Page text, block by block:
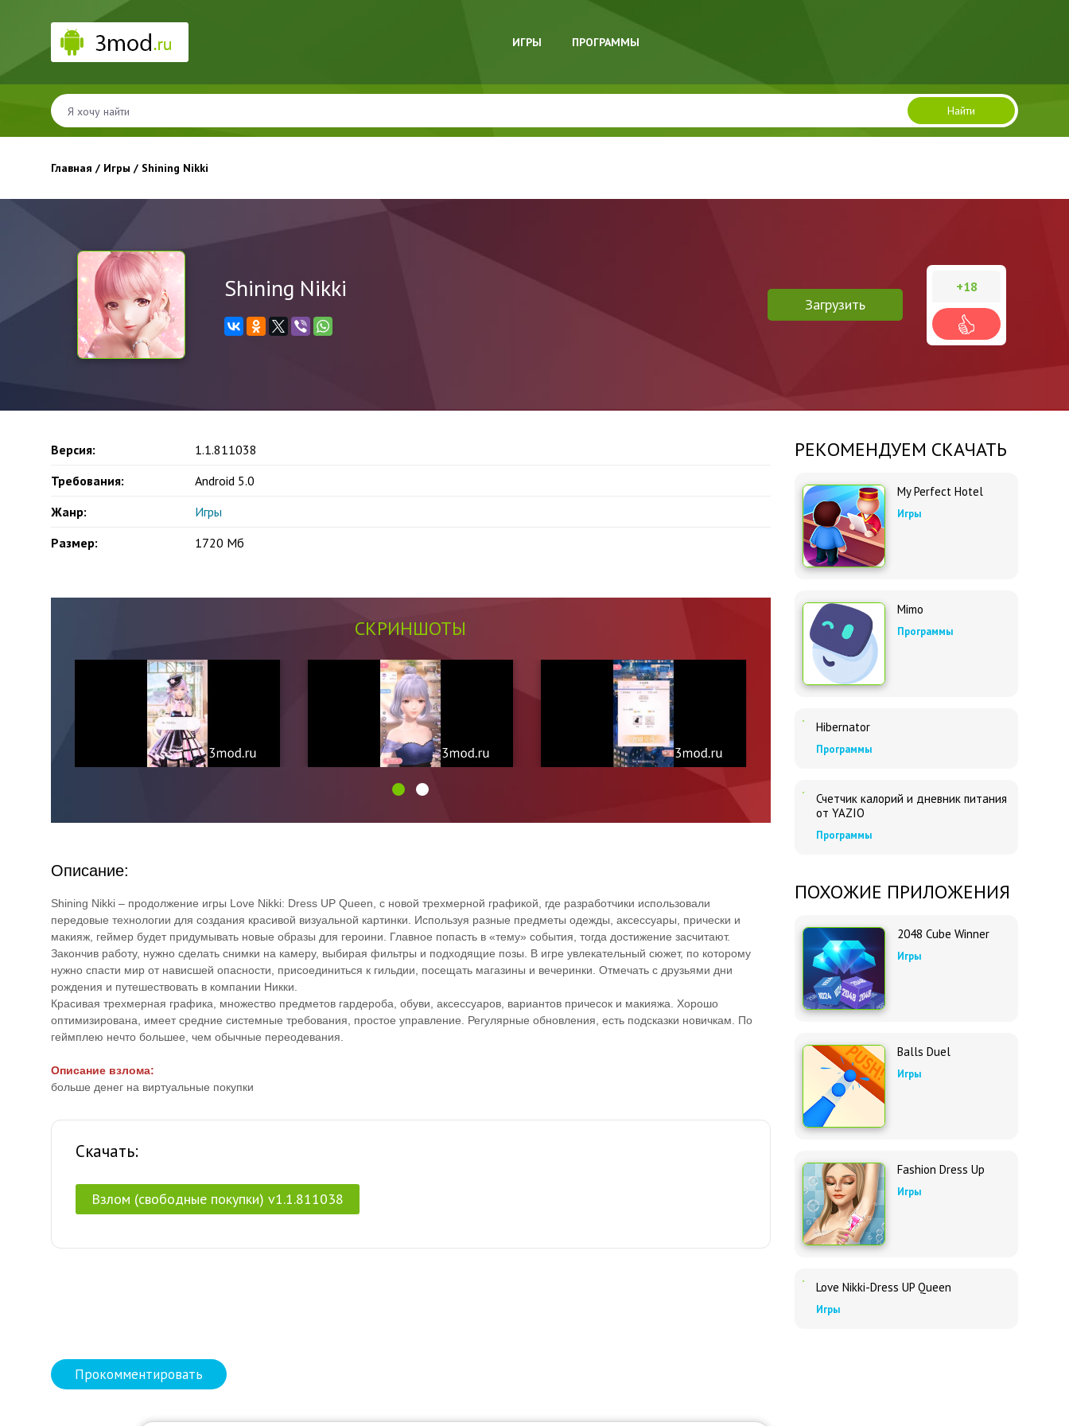
ИГРЫ ПРОГРАММЫ
Найти
Главная / Игры / Shining Nikki
Shining Nikki
Загрузить
+18
Версия:
1.1.811038
Требования:
Android 5.0
Жанр:
Игры
Размер:
1720 Mб
СКРИНШОТЫ
Описание:
Shining Nikki – продолжение игры Love Nikki: Dress UP Queen, с новой трехмерной графикой, где разработчики использовали
передовые технологии для создания красивой визуальной картинки. Используя разные предметы одежды, аксессуары, прически и
макияж, геймер будет придумывать новые образы для героини. Главное попасть в «тему» события, тогда достижение засчитают.
Закончив работу, нужно сделать снимки на камеру, выбирая фильтры и подходящие позы. В игре увлекательный сюжет, по которому
нужно спасти мир от нависшей опасности, присоединиться к гильдии, посещать магазины и вечеринки. Отмечать с друзьями дни
рождения и путешествовать в компании Никки.
Красивая трехмерная графика, множество предметов гардероба, обуви, аксессуаров, вариантов причесок и макияжа. Хорошо
оптимизирована, имеет средние системные требования, простое управление. Регулярные обновления, есть подсказки новичкам. По
геймплею нечто большее, чем обычные переодевания.
Описание взлома:
больше денег на виртуальные покупки
Скачать:
Взлом (свободные покупки) v1.1.811038
РЕКОМЕНДУЕМ СКАЧАТЬ
My Perfect Hotel
Игры
Mimo
Программы
Hibernator
Программы
Счетчик калорий и дневник питания
от YAZIO
Программы
ПОХОЖИЕ ПРИЛОЖЕНИЯ
2048 Cube Winner
Игры
Balls Duel
Игры
Fashion Dress Up
Игры
Love Nikki-Dress UP Queen
Игры
Прокомментировать